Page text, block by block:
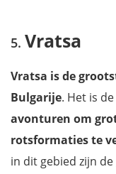
Vratsa
Vratsa is de
Bulgarije. Het is de
avonturen om
rotsformaties te
in dit gebied zijn